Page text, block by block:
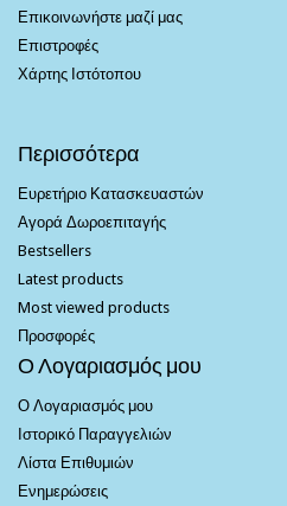
Επικοινωνήστε μαζί μας
Επιστροφές
Χάρτης Ιστότοπου
Περισσότερα
Ευρετήριο Κατασκευαστών
Αγορά Δωροεπιταγής
Bestsellers
Latest products
Most viewed products
Προσφορές
Ο Λογαριασμός μου
Ο Λογαριασμός μου
Ιστορικό Παραγγελιών
Λίστα Επιθυμιών
Ενημερώσεις